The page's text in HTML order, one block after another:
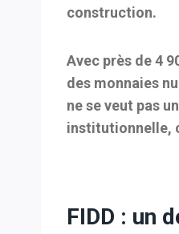
construction.
Avec près de4
des monnaies
ne se veut pas
institutionnelle,
FIDD : un